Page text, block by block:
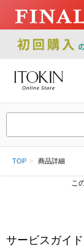
TOP 商品詳細
こ
サービスガイド